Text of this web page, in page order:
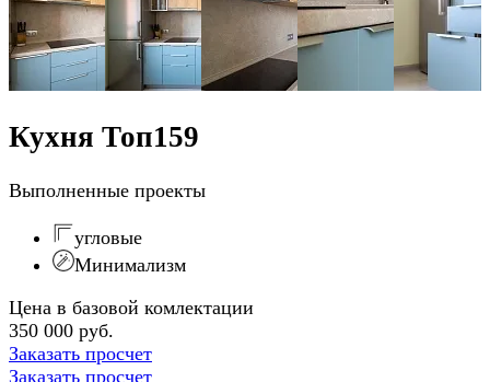
Кухня Топ159
Выполненные проекты
угловые
Минимализм
Цена в базовой комлектации
350 000 руб.
Заказать просчет
Заказать просчет